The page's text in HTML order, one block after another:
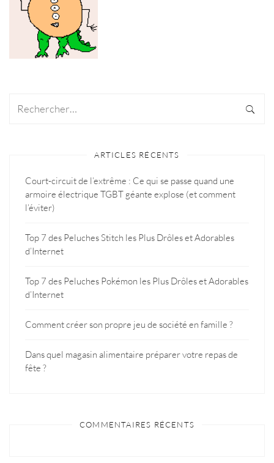
ARTICLES RÉCENTS
Court-circuit de l’extrême : Ce qui se passe quand une
armoire électrique TGBT géante explose (et comment
l’éviter)
Top 7 des Peluches Stitch les Plus Drôles et Adorables
d’Internet
Top 7 des Peluches Pokémon les Plus Drôles et Adorables
d’Internet
Comment créer son propre jeu de société en famille ?
Dans quel magasin alimentaire préparer votre repas de
fête ?
COMMENTAIRES RÉCENTS